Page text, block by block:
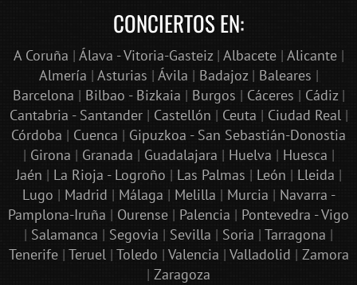
CONCIERTOS EN:
A Coruña | Álava - Vitoria-Gasteiz| Albacete| Alicante|
Almería | Asturias | Ávila | Badajoz| Baleares |
Barcelona | Bilbao - Bizkaia | Burgos | Cáceres | Cádiz|
Cantabria - Santander| Castellón | Ceuta | Ciudad Real|
Córdoba | Cuenca | Gipuzkoa - San Sebastián-Donostia
| Girona | Granada | Guadalajara | Huelva | Huesca |
Jaén | La Rioja - Logroño | Las Palmas | León | Lleida |
Lugo | Madrid | Málaga | Melilla | Murcia | Navarra -
Pamplona-Iruña | Ourense | Palencia | Pontevedra - Vigo
| Salamanca | Segovia | Sevilla | Soria | Tarragona |
Tenerife| Teruel| Toledo | Valencia | Valladolid | Zamora
| Zaragoza